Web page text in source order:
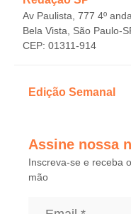
Av Paulista, 777 4º
Bela Vista, São Paulo-
CEP: 01311-914
Edição Semanal
Assine nossa
Inscreva-se e receba
mão